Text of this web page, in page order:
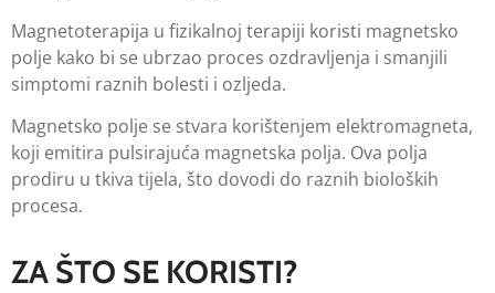
Magnetoterapija u fizikalnoj terapiji koristi magnetsko
polje kako bi se ubrzao proces ozdravljenja i smanjili
simptomi raznih bolesti i ozljeda.
Magnetsko polje se stvara korištenjem elektromagneta,
koji emitira pulsirajuća magnetska polja. Ova polja
prodiru u tkiva tijela, što dovodi do raznih bioloških
procesa.
ZA ŠTO SE KORISTI?